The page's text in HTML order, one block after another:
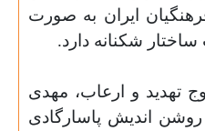
ایران به صورت
شکنانه دارد.
تهدید و ارعاب، مهدی
روشن اندیش پاسارگادی